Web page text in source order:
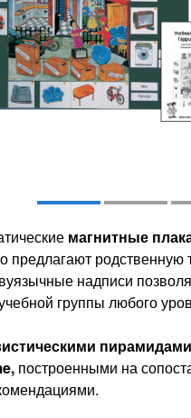
магнитные
предлагают
надписи
группы любого
пирамидами
, построенными на